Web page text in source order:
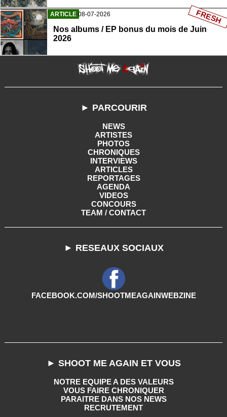
ARTICLE 08-07-2026
Nos albums / EP bonus du mois de Juin
2026
FRESH
► PARCOURIR
NEWS
ARTISTES
PHOTOS
CHRONIQUES
INTERVIEWS
ARTICLES
REPORTAGES
AGENDA
VIDEOS
CONCOURS
TEAM / CONTACT
► RESEAUX SOCIAUX
FACEBOOK.COM/SHOOTMEAGAINWEBZINE
► SHOOT ME AGAIN ET VOUS
NOTRE EQUIPE A DES VALEURS
VOUS FAIRE CHRONIQUER
PARAITRE DANS NOS NEWS
RECRUTEMENT